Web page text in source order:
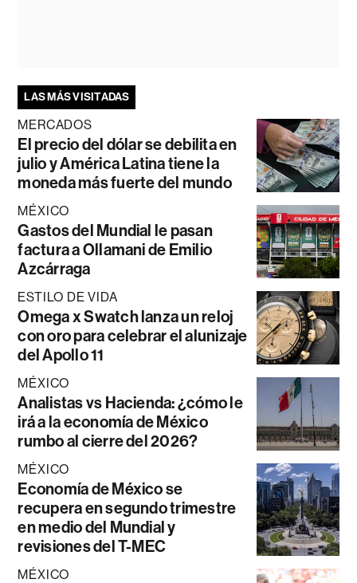
LAS MÁS VISITADAS
MERCADOS
El precio del dólar se debilita en
julio y América Latina tiene la
moneda más fuerte del mundo
MÉXICO
Gastos del Mundial le pasan
factura a Ollamani de Emilio
Azcárraga
ESTILO DE VIDA
Omega x Swatch lanza un reloj
con oro para celebrar el alunizaje
del Apollo 11
MÉXICO
Analistas vs Hacienda: ¿cómo le
irá a la economía de México
rumbo al cierre del 2026?
MÉXICO
Economía de México se
recupera en segundo trimestre
en medio del Mundial y
revisiones del T-MEC
MÉXICO